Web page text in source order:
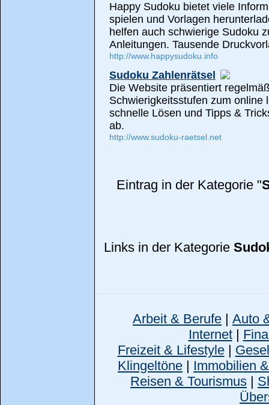
Happy Sudoku bietet viele
spielen und Vorlagen
helfen auch schwierige Sudoku
Anleitungen. Tausende
http://www.happysudoku.info
Sudoku Zahlenrätsel
Die Website präsentiert
Schwierigkeitsstufen zum online
schnelle Lösen und Tipps &
ab.
http://www.sudoku-raetsel.net
Eintrag in der Kategorie "
Links in der Kategorie
Arbeit & Berufe | Auto
Internet|
Freizeit & Lifestyle|
Klingeltöne | Immobilien
Reisen & Tourismus |